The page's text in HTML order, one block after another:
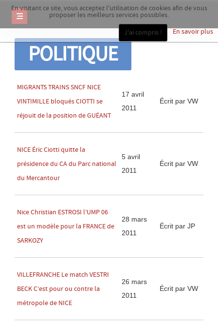
En visitant ce site, vous acceptez l'utilisation de cookies afin de vous
proposer les meilleurs services possibles.
En savoir plus
J'ai compris !
POLITIQUE
MIGRANTS TRAINS SNCF NICE
VINTIMILLE bloqués CIOTTI se
réjouit de la position de GUÉANT
17 avril
2011
Écrit par VW
NICE Éric Ciotti quitte la
présidence du CA du Parc national
du Mercantour
5 avril
2011
Écrit par VW
Nice Christian ESTROSI l’UMP 06
est un modèle pour la FRANCE de
SARKOZY
28 mars
2011
Écrit par JP
VILLEFRANCHE Le match VESTRI
BECK C’est pour ou contre la
métropole de NICE
26 mars
2011
Écrit par VW